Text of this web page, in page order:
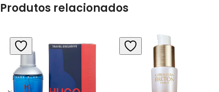
Produtos relacionados